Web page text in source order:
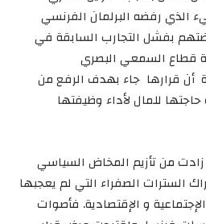
رفضه البرلمان الفرنسي
بفشل التجارب السابقة في
قطاع السمعي البصري
أن قرارها جاء بهدف الرفع من
للمال لأداء وظيفتها
من تأزيم المخاض السياسي
السترات الصفراء التي لم يعجبها
و الإقتصادية. فأصوات